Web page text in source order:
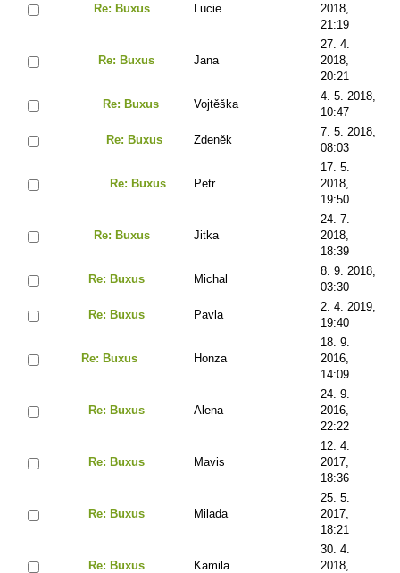
Re: Buxus Lucie
2018,
21:19
Re: Buxus Jana
27. 4.
2018,
20:21
Re: Buxus Vojtěška
4. 5. 2018,
10:47
Re: Buxus Zdeněk
7. 5. 2018,
08:03
Re: Buxus Petr
17. 5.
2018,
19:50
Re: Buxus Jitka
24. 7.
2018,
18:39
Re: Buxus Michal
8. 9. 2018,
03:30
Re: Buxus Pavla
2. 4. 2019,
19:40
Re: Buxus Honza
18. 9.
2016,
14:09
Re: Buxus Alena
24. 9.
2016,
22:22
Re: Buxus Mavis
12. 4.
2017,
18:36
Re: Buxus Milada
25. 5.
2017,
18:21
Re: Buxus Kamila
30. 4.
2018,